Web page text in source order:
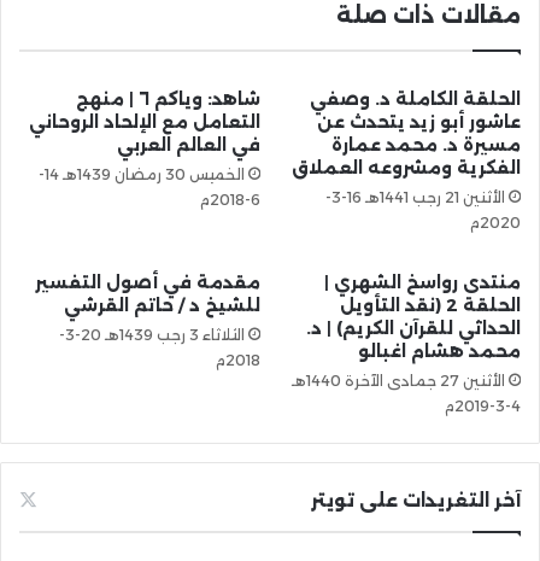
مقالات ذات صلة
الحلقة الكاملة د. وصفي
عاشور أبو زيد يتحدث عن
مسيرة د. محمد عمارة
الفكرية ومشروعه العملاق
الأثنين 21 رجب 1441هـ 16-3-
2020م
شاهد: وياكم ٦ | منهج
التعامل مع الإلحاد الروحاني
في العالم العربي
الخميس 30 رمضان 1439هـ 14-
6-2018م
منتدى رواسخ الشهري |
الحلقة 2 (نقد التأويل
الحداثي للقرآن الكريم) | د.
محمد هشام اغبالو
الأثنين 27 جمادى الآخرة 1440هـ
4-3-2019م
مقدمة في أصول التفسير
للشيخ د / حاتم القرشي
الثلاثاء 3 رجب 1439هـ 20-3-
2018م
آخر التغريدات على تويتر